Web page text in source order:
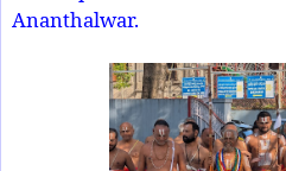
Ananthalwar.